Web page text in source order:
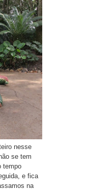
nesse
se tem
tempo
e fica
na